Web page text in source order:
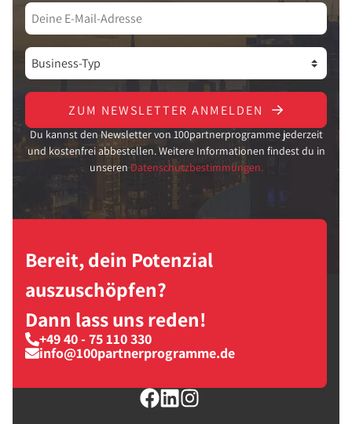
ZUM NEWSLETTER ANMELDEN
Du kannst den Newsletter von 100partnerprogramme jederzeit
und kostenfrei abbestellen. Weitere Informationen findest du in
unseren Datenschutzbestimmungen.
Bereit, dein Potenzial
auszuschöpfen?
Dann lass uns reden!
+49 40 - 75 110 330
info@100partnerprogramme.de